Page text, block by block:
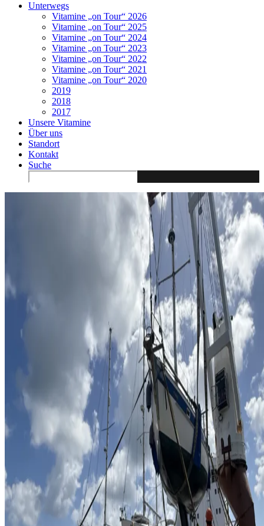
Unterwegs
Vitamine „on Tour“ 2026
Vitamine „on Tour“ 2025
Vitamine „on Tour“ 2024
Vitamine „on Tour“ 2023
Vitamine „on Tour“ 2022
Vitamine „on Tour“ 2021
Vitamine „on Tour“ 2020
2019
2018
2017
Unsere Vitamine
Über uns
Standort
Kontakt
Suche
Search
for: